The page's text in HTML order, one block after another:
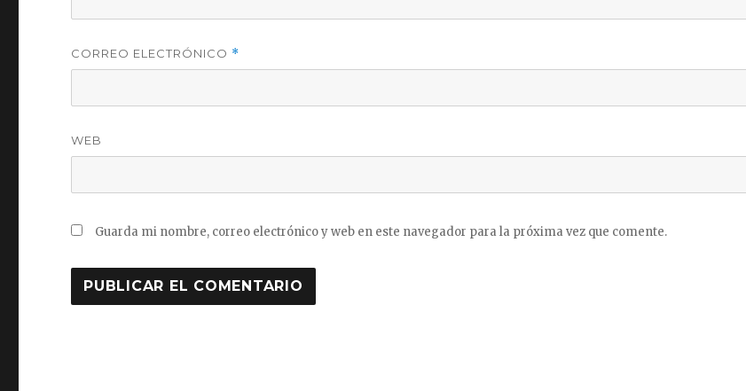
CORREO ELECTRÓNICO *
WEB
Guarda mi nombre, correo electrónico y web en este navegador para la próxima vez que comente.